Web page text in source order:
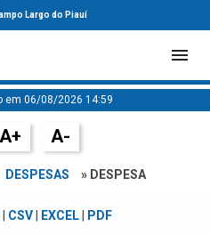
Largo do Piauí
em 06/08/2026 14:59
A+ A-
DESPESAS » DESPESA
CSV| EXCEL| PDF